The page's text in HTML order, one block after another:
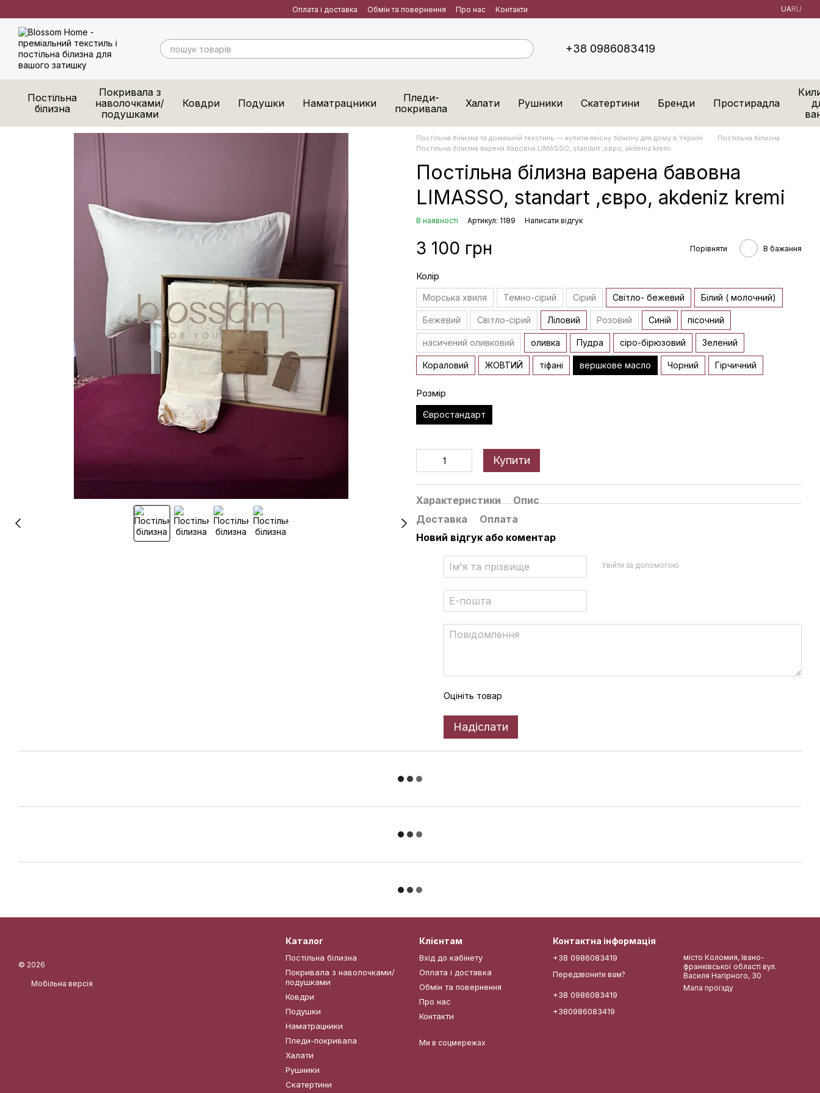
Оплата і доставка Обмін та повернення Про нас Контакти UARU
+38 0986083419
Постільна
білизна
Покривала з
наволочками/
подушками
Ковдри Подушки Наматрацники
Пледи-
покривала
Халати Рушники Скатертини Бренди Простирадла
Постільна білизна та домашній текстиль — купити якісну білизну для дому в Україні
Постільна білизна
Постільна білизна варена бавовна LIMASSO, standart ,євро, akdeniz kremi
Постільна білизна варена бавовна
LIMASSO, standart ,євро, akdeniz kremi
В наявності Артикул: 1189 Написати відгук
3 100 грн Порівняти В бажання
Колір
Морська хвиля Темно-сірий Сірий Світло- бежевий Білий ( молочний)
Бежевий Світло-сірий Ліловий Розовий Синій пісочний
насичений оливковий оливка Пудра сіро-бірюзовий Зелений
Кораловий ЖОВТИЙ тіфані вершкове масло Чорний Гірчичний
Розмір
Євростандарт
Купити
Характеристики
Опис
Доставка
Оплата
Новий відгук або коментар
Увійти за допомогою
Оцініть товар
Надіслати
© 2026
Мобільна версія
Каталог
Постільна білизна
Покривала з наволочками/
подушками
Ковдри
Подушки
Наматрацники
Пледи-покривала
Халати
Рушники
Скатертини
Клієнтам
Вхід до кабінету
Оплата і доставка
Обмін та повернення
Про нас
Контакти
Ми в соцмережах
Контактна інформація
+38 0986083419
Передзвонити вам?
+38 0986083419
+380986083419
місто Коломия, Івано-
франківської області вул.
Василя Нагірного, 30
Мапа проїзду